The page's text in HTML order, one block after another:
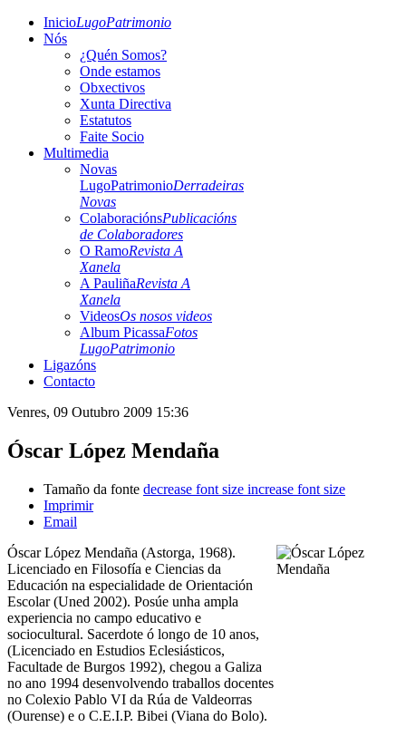
InicioLugoPatrimonio
Nós
¿Quén Somos?
Onde estamos
Obxectivos
Xunta Directiva
Estatutos
Faite Socio
Multimedia
Novas
LugoPatrimonioDerradeiras
Novas
ColaboraciónsPublicacións
de Colaboradores
O RamoRevista A
Xanela
A PauliñaRevista A
Xanela
VideosOs nosos videos
Album PicassaFotos
LugoPatrimonio
Ligazóns
Contacto
Venres, 09 Outubro 2009 15:36
Óscar López Mendaña
Tamaño da fonte decrease font size increase font size
Imprimir
Email
Óscar López Mendaña (Astorga, 1968).
Licenciado en Filosofía e Ciencias da
Educación na especialidade de Orientación
Escolar (Uned 2002). Posúe unha ampla
experiencia no campo educativo e
sociocultural. Sacerdote ó longo de 10 anos,
(Licenciado en Estudios Eclesiásticos,
Facultade de Burgos 1992), chegou a Galiza
no ano 1994 desenvolvendo traballos docentes
no Colexio Pablo VI da Rúa de Valdeorras
(Ourense) e o C.E.I.P. Bibei (Viana do Bolo).